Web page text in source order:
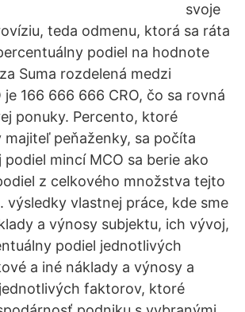
svoje
teda odmenu, ktorá sa ráta
podiel na hodnote
Suma rozdelená medzi
166 666 666 CRO, čo sa rovná
ponuky. Percento, ktoré
peňaženky, sa počíta
mincí MCO sa berie ako
z celkového množstva tejto
výsledky vlastnej práce, kde sme
a výnosy subjektu, ich vývoj,
podiel jednotlivých
a iné náklady a výnosy a
faktorov, ktoré